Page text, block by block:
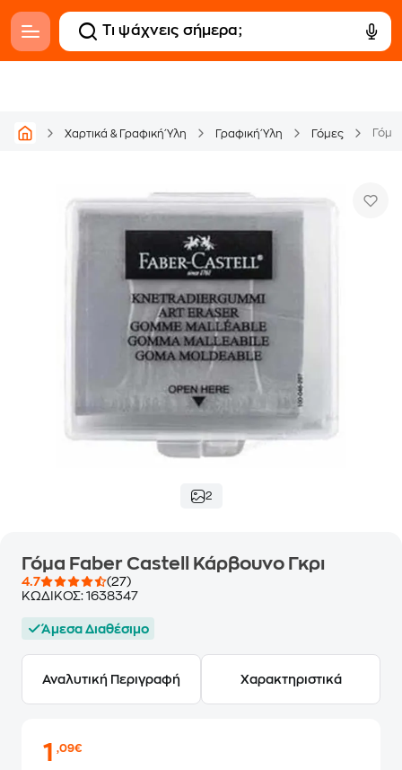
Χαρτικά & Γραφική Ύλη Γραφική Ύλη Γόμες
2
Γόμα Faber Castell Κάρβουνο Γκρι
4.7
(27)
ΚΩΔΙΚΟΣ: 1638347
Άμεσα Διαθέσιμο
Αναλυτική Περιγραφή Χαρακτηριστικά
1,09€